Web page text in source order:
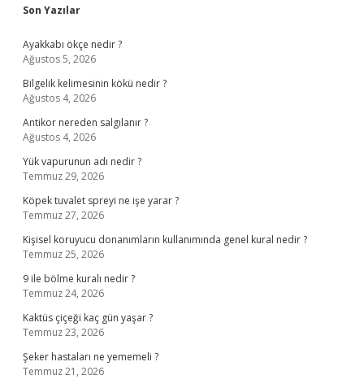
Sidebar
Son Yazılar
Ayakkabı ökçe nedir ?
Ağustos 5, 2026
Bilgelik kelimesinin kökü nedir ?
Ağustos 4, 2026
Antikor nereden salgılanır ?
Ağustos 4, 2026
Yük vapurunun adı nedir ?
Temmuz 29, 2026
Köpek tuvalet spreyi ne işe yarar ?
Temmuz 27, 2026
Kişisel koruyucu donanımların kullanımında genel kural nedir ?
Temmuz 25, 2026
9 ile bölme kuralı nedir ?
Temmuz 24, 2026
Kaktüs çiçeği kaç gün yaşar ?
Temmuz 23, 2026
Şeker hastaları ne yememeli ?
Temmuz 21, 2026